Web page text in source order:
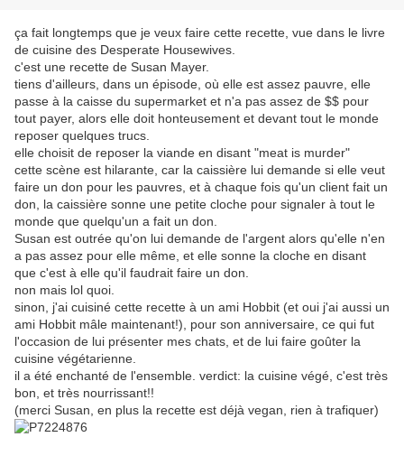
ça fait longtemps que je veux faire cette recette, vue dans le livre
de cuisine des Desperate Housewives.
c'est une recette de Susan Mayer.
tiens d'ailleurs, dans un épisode, où elle est assez pauvre, elle
passe à la caisse du supermarket et n'a pas assez de $$ pour
tout payer, alors elle doit honteusement et devant tout le monde
reposer quelques trucs.
elle choisit de reposer la viande en disant "meat is murder"
cette scène est hilarante, car la caissière lui demande si elle veut
faire un don pour les pauvres, et à chaque fois qu'un client fait un
don, la caissière sonne une petite cloche pour signaler à tout le
monde que quelqu'un a fait un don.
Susan est outrée qu'on lui demande de l'argent alors qu'elle n'en
a pas assez pour elle même, et elle sonne la cloche en disant
que c'est à elle qu'il faudrait faire un don.
non mais lol quoi.
sinon, j'ai cuisiné cette recette à un ami Hobbit (et oui j'ai aussi un
ami Hobbit mâle maintenant!), pour son anniversaire, ce qui fut
l'occasion de lui présenter mes chats, et de lui faire goûter la
cuisine végétarienne.
il a été enchanté de l'ensemble. verdict: la cuisine végé, c'est très
bon, et très nourrissant!!
(merci Susan, en plus la recette est déjà vegan, rien à trafiquer)